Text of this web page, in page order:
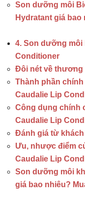
Son dưỡng môi
Hydratant giá bao
4. Son dưỡng môi
Conditioner
Đôi nét về thương
Thành phần
Caudalie Lip
Công dụng chính
Caudalie Lip
Đánh giá từ
Ưu, nhược điểm
Caudalie Lip
Son dưỡng môi
giá bao nhiêu?